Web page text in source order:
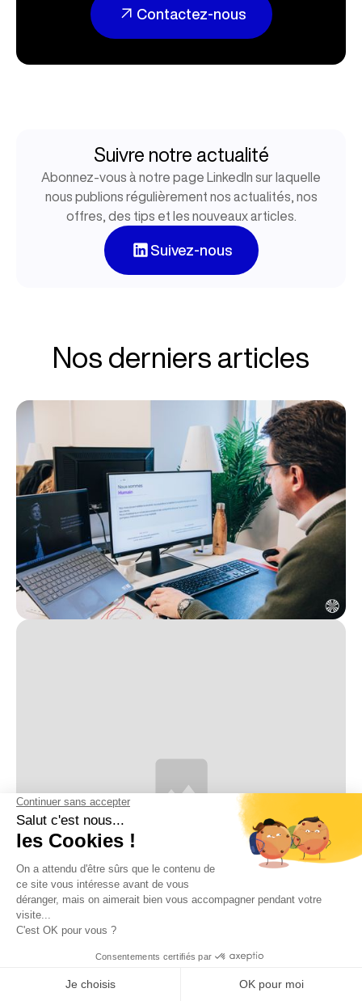
Contactez-nous
Suivre notre actualité
Abonnez-vous à notre page LinkedIn sur laquelle
nous publions régulièrement nos actualités, nos
offres, des tips et les nouveaux articles.
Suivez-nous
Nos derniers articles
Présentations avec l'IA en 2026 : ce